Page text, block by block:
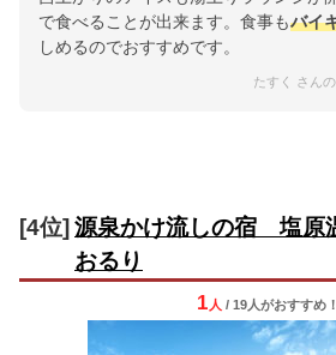
で食べることが出来ます。食事もバイ
しめるのでおすすめです。
たすく さん
[4位] 源泉かけ流しの宿 塩原
おるり
1 人 / 19人がおすすめ！